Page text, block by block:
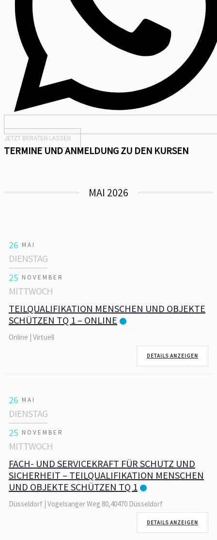
JETZT BERATEN LASSEN
TERMINE UND ANMELDUNG ZU DEN KURSEN
MAI 2026
26 MAI
DIENSTAG
25 NOVEMBER
MITTWOCH
TEILQUALIFIKATION MENSCHEN UND OBJEKTE
SCHÜTZEN TQ 1 – ONLINE
Online | Virtuell
DETAILS ANZEIGEN
26 MAI
DIENSTAG
25 NOVEMBER
MITTWOCH
FACH- UND SERVICEKRAFT FÜR SCHUTZ UND
SICHERHEIT – TEILQUALIFIKATION MENSCHEN
UND OBJEKTE SCHÜTZEN TQ 1
Düsseldorf | Vogelsanger Weg 80,40470 Düsseldorf
DETAILS ANZEIGEN